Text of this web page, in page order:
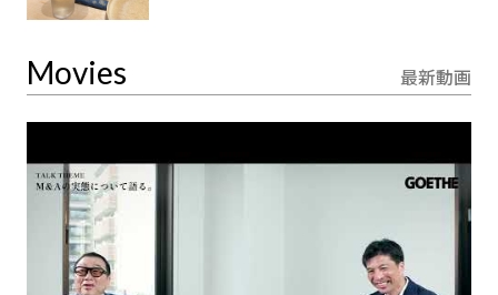
Movies 最新動画